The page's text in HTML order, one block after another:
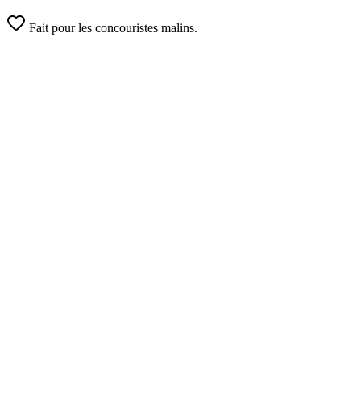
Fait pour les concouristes malins.